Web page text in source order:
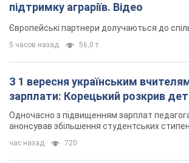
підтримку аграріїв. Відео
Європейські партнери долучаються до
5 часов назад 56,0 т.
З 1 вересня українським
зарплати: Корецький розкрив
Одночасно з підвищенням зарплат
анонсував збільшення студентських
час назад 720